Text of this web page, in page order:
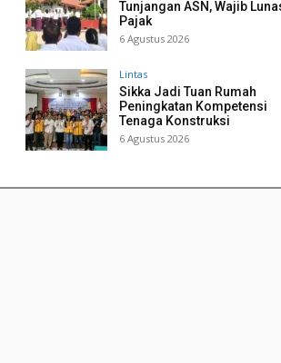
Tunjangan ASN, Wajib
Pajak
6 Agustus 2026
Lintas
Sikka Jadi Tuan Rumah
Peningkatan Kompetensi
Tenaga Konstruksi
6 Agustus 2026